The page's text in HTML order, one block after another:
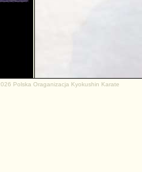
Polska Oraganizacja Kyokushin Karate